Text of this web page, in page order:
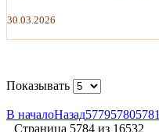
30.03.2026
Показывать
В началоНазад577957805781
Страница 5784 из 16532